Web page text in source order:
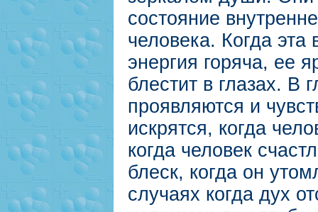
состояние
человека. Когда эта
энергия горяча, ее
блестит в глазах. В
проявляются и
искрятся, когда
когда человек
блеск, когда он
случаях когда дух